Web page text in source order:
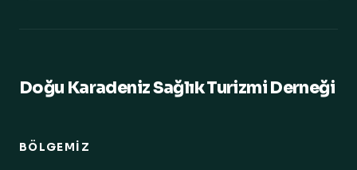
Doğu Karadeniz Sağlık Turizmi Derneği
BÖLGEMIZ